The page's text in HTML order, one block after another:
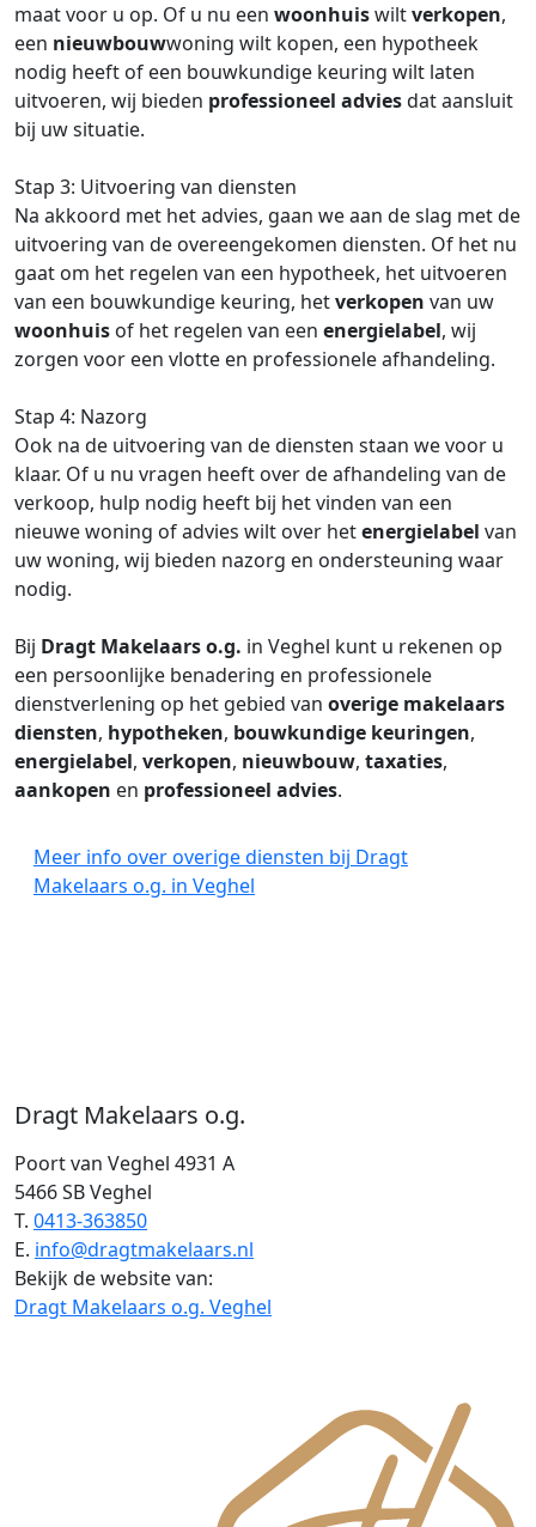
Dragt Makelaars o.g.
Poort van Veghel 4931 A
5466 SB Veghel
T. 0413-363850
E. info@dragtmakelaars.nl
Bekijk de website van:
Dragt Makelaars o.g. Veghel
maat voor u op. Of u nu een woonhuiswiltverkopen,
een nieuwbouwwoning wilt kopen, een hypotheek
nodig heeft of een bouwkundige keuring wilt laten
uitvoeren, wij bieden professioneel adviesdat aansluit
bij uw situatie.
Stap 3: Uitvoering van diensten
Na akkoord met het advies, gaan we aan de slag met de
uitvoering van de overeengekomen diensten. Of het nu
gaat om het regelen van een hypotheek, het uitvoeren
van een bouwkundige keuring, hetverkopen van uw
woonhuis of het regelen van een energielabel, wij
zorgen voor een vlotte en professionele afhandeling.
Stap 4: Nazorg
Ook na de uitvoering van de diensten staan we voor u
klaar. Of u nu vragen heeft over de afhandeling van de
verkoop, hulp nodig heeft bij het vinden van een
nieuwe woning of advies wilt over hetenergielabel van
uw woning, wij bieden nazorg en ondersteuning waar
nodig.
Bij Dragt Makelaars o.g. in Veghel kunt u rekenen op
een persoonlijke benadering en professionele
dienstverlening op het gebied van overige makelaars
diensten, hypotheken, bouwkundige keuringen,
energielabel, verkopen, nieuwbouw, taxaties,
aankopen en professioneel advies.
Meer info over overige diensten bij Dragt
Makelaars o.g. in Veghel